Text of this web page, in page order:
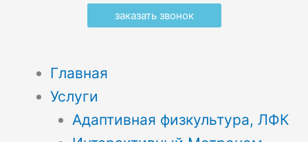
заказать звонок
Главная
Услуги
Адаптивная физкультура, ЛФК